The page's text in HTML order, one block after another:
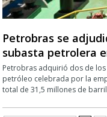
Petrobras se
subasta petrolera
Petrobras adquirió dos de
petróleo celebrada por la
total de 31,5 millones de